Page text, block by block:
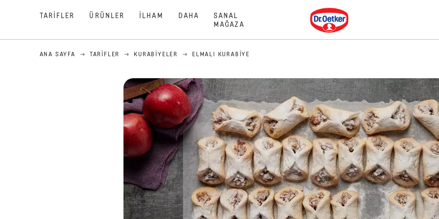
TARIFLER ÜRÜNLER İLHAM DAHA
SANAL
MAĞAZA
Dr. Oetker
ANA SAYFA TARIFLER KURABIYELER ELMALI KURABIYE